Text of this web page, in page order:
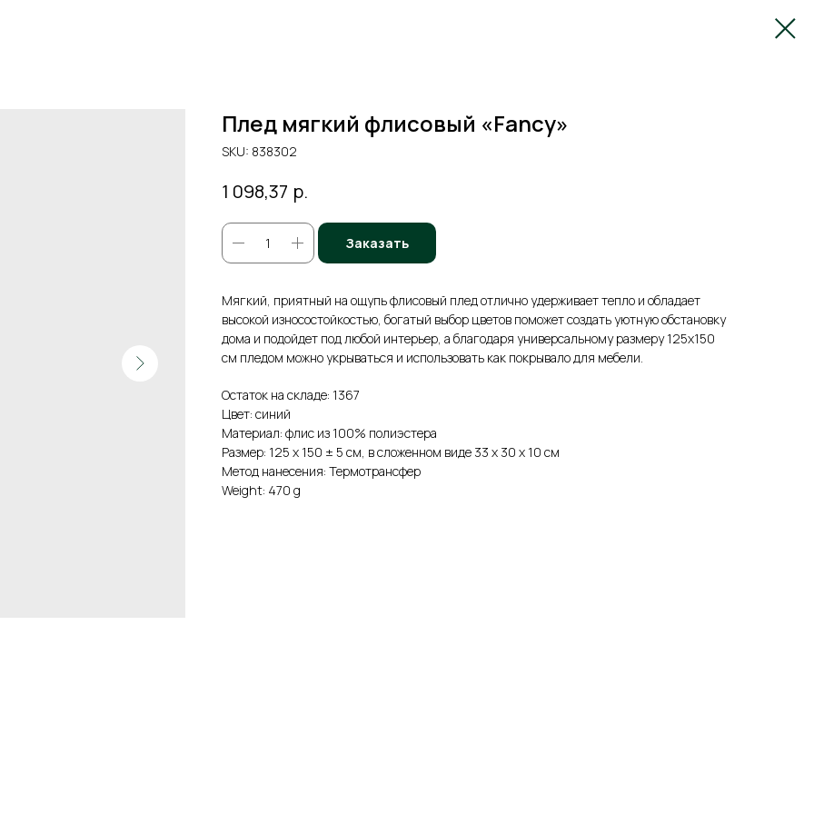
Плед мягкий флисовый «Fancy»
SKU: 838302
1 098,37 р.
Заказать
Мягкий, приятный на ощупь флисовый плед отлично удерживает тепло и обладает
высокой износостойкостью, богатый выбор цветов поможет создать уютную обстановку
дома и подойдет под любой интерьер, а благодаря универсальному размеру 125х150
см пледом можно укрываться и использовать как покрывало для мебели.
Остаток на складе: 1367
Цвет: синий
Материал: флис из 100% полиэстера
Размер: 125 х 150 ± 5 см, в сложенном виде 33 х 30 х 10 см
Метод нанесения: Термотрансфер
Weight: 470 g